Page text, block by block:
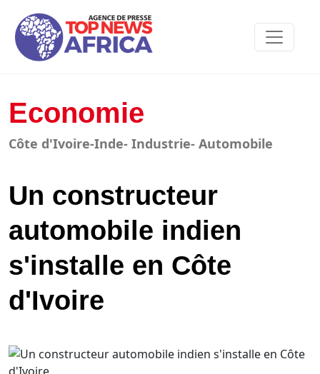
Economie
Côte d'Ivoire-Inde- Industrie- Automobile
Un constructeur
automobile indien
s'installe en Côte
d'Ivoire